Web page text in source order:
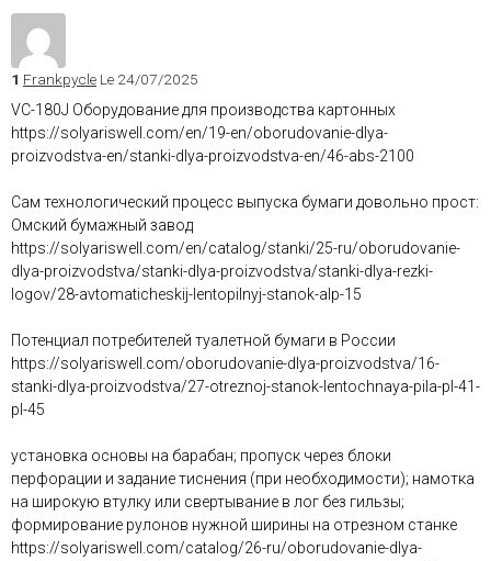
1 Frankpycle Le 24/07/2025
VC-180J Оборудование для производства картонных
https://solyariswell.com/en/19-en/oborudovanie-dlya-
proizvodstva-en/stanki-dlya-proizvodstva-en/46-abs-2100
Сам технологический процесс выпуска бумаги довольно прост:
Омский бумажный завод
https://solyariswell.com/en/catalog/stanki/25-ru/oborudovanie-
dlya-proizvodstva/stanki-dlya-proizvodstva/stanki-dlya-rezki-
logov/28-avtomaticheskij-lentopilnyj-stanok-alp-15
Потенциал потребителей туалетной бумаги в России
https://solyariswell.com/oborudovanie-dlya-proizvodstva/16-
stanki-dlya-proizvodstva/27-otreznoj-stanok-lentochnaya-pila-pl-41-
pl-45
установка основы на барабан; пропуск через блоки
перфорации и задание тиснения (при необходимости); намотка
на широкую втулку или свертывание в лог без гильзы;
формирование рулонов нужной ширины на отрезном станке
https://solyariswell.com/catalog/26-ru/oborudovanie-dlya-